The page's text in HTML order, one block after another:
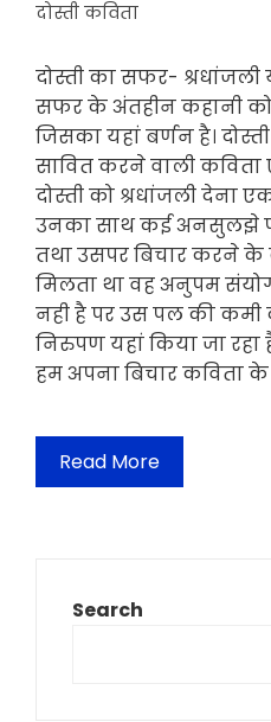
दोस्ती कविता
दोस्ती का सफर-
सफर के अंतहीन कहानी
जिसका यहां बर्णन है।
सावित करने वाली
दोस्ती को श्रधांजली देना
उनका साथ कई अनसुलझे
तथा उसपर बिचार करने
मिलता था वह अनुपम
नही है पर उस पल की कमी
निरुपण यहां किया जा
हम अपना बिचार कविता
Read More
Search